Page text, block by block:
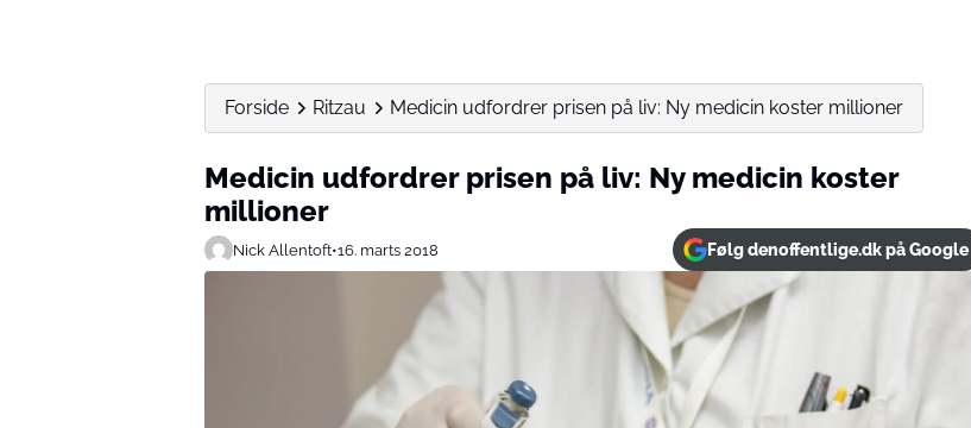
Forside Ritzau Medicin udfordrer prisen på liv: Ny medicin koster millioner
Medicin udfordrer prisen på liv: Ny medicin koster
millioner
Nick Allentoft•16. marts 2018 Følg denoffentlige.dk på Google